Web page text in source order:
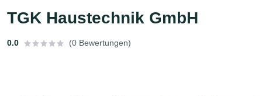
TGK Haustechnik GmbH
0.0 (0 Bewertungen)